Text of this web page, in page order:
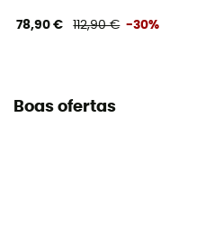
78,90 € 112,90 € -30%
Boas ofertas